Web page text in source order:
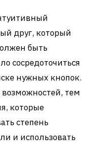
друг, который
быть
сосредоточиться
нужных кнопок.
тем
которые
степень
и использовать